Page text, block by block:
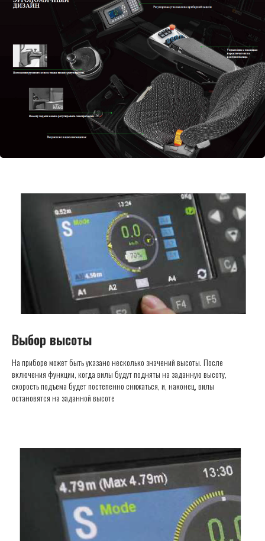
Выбор высоты
На приборе может быть указано несколько значений высоты. После
включения функции, когда вилы будут подняты на заданную высоту,
скорость подъема будет постепенно снижаться, и, наконец, вилы
остановятся на заданной высоте